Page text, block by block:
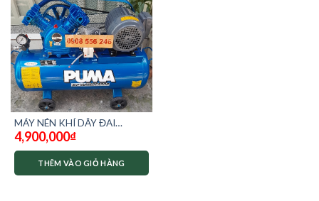
MÁY NÉN KHÍ DÂY ĐAI
PUMA 1hp 75 LÍT
4,900,000₫
THÊM VÀO GIỎ HÀNG